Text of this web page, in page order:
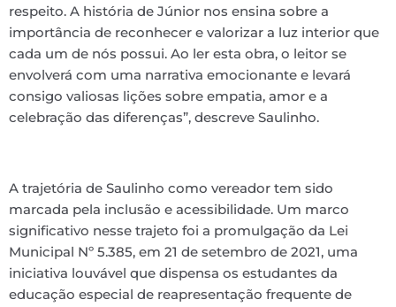
respeito. A história de Júnior nos ensina sobre a
importância de reconhecer e valorizar a luz interior que
cada um de nós possui. Ao ler esta obra, o leitor se
envolverá com uma narrativa emocionante e levará
consigo valiosas lições sobre empatia, amor e a
celebração das diferenças”, descreve Saulinho.
A trajetória de Saulinho como vereador tem sido
marcada pela inclusão e acessibilidade. Um marco
significativo nesse trajeto foi a promulgação da Lei
Municipal Nº 5.385, em 21 de setembro de 2021, uma
iniciativa louvável que dispensa os estudantes da
educação especial de reapresentação frequente de